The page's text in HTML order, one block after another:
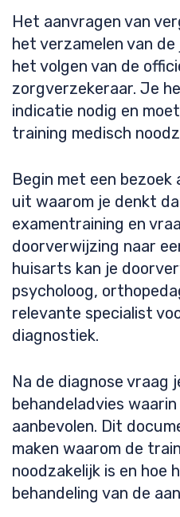
Het aanvragen van
het verzamelen van
het volgen van de
zorgverzekeraar. Je
indicatie nodig en
training medisch
Begin met een bezoek
uit waarom je denkt
examentraining en
doorverwijzing naar
huisarts kan je
psycholoog,
relevante specialist
diagnostiek.
Na de diagnose vraag
behandeladvies
aanbevolen. Dit
maken waarom de
noodzakelijk is en hoe
behandeling van de